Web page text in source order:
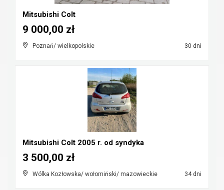
Mitsubishi Colt
Poznań/ wielkopolskie 30 dni
9 000,00 zł
Mitsubishi Colt 2005 r. od syndyka
Wólka Kozłowska/ wołomiński/ mazowieckie 34 dni
3 500,00 zł